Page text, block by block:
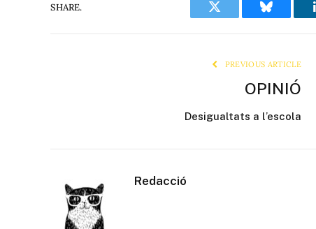
SHARE.
Twitter Bluesky
PREVIOUS ARTICLE
OPINIÓ
Desigualtats a l’escola
Redacció